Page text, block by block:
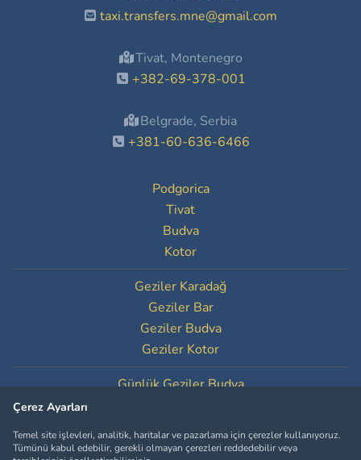
taxi.transfers.mne@gmail.com
Tivat, Montenegro
+382-69-378-001
Belgrade, Serbia
+381-60-636-6466
Podgorica
Tivat
Budva
Kotor
Geziler Karadağ
Geziler Bar
Geziler Budva
Geziler Kotor
Günlük Geziler Budva
Çerez Ayarları
Çerez Ayarları
Temel site işlevleri, analitik, haritalar ve pazarlama için çerezler kullanıyoruz.
Tümünü kabul edebilir, gerekli olmayan çerezleri reddedebilir veya